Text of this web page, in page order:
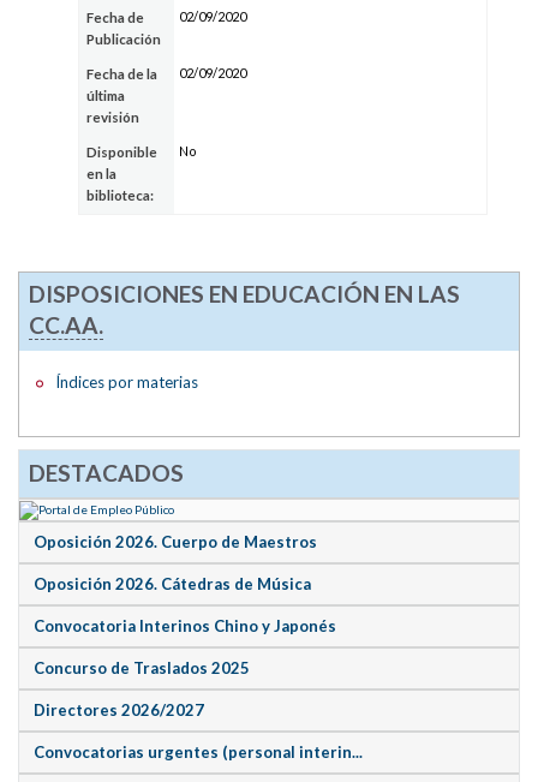
Fecha de
Publicación
02/09/2020
Fecha de la
última
revisión
02/09/2020
Disponible
en la
biblioteca:
No
DISPOSICIONES EN EDUCACIÓN EN LAS
CC.AA.
Índices por materias
DESTACADOS
Oposición 2026. Cuerpo de Maestros
Oposición 2026. Cátedras de Música
Convocatoria Interinos Chino y Japonés
Concurso de Traslados 2025
Directores 2026/2027
Convocatorias urgentes (personal interin...